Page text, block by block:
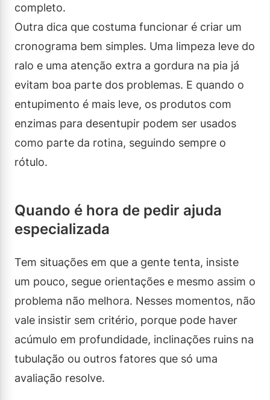
completo.
Outra dica que costuma funcionar é criar um
cronograma bem simples. Uma limpeza leve do
ralo e uma atenção extra a gordura na pia já
evitam boa parte dos problemas. E quando o
entupimento é mais leve, os produtos com
enzimas para desentupir podem ser usados
como parte da rotina, seguindo sempre o
rótulo.
Quando é hora de pedir ajuda
especializada
Tem situações em que a gente tenta, insiste
um pouco, segue orientações e mesmo assim o
problema não melhora. Nesses momentos, não
vale insistir sem critério, porque pode haver
acúmulo em profundidade, inclinações ruins na
tubulação ou outros fatores que só uma
avaliação resolve.